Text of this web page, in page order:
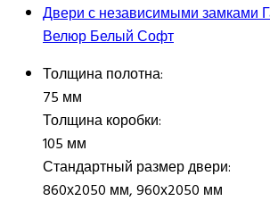
Двери с независимыми замками
Велюр Белый Софт
Толщина полотна:
75 мм
Толщина коробки:
105 мм
Стандартный размер двери:
860х2050 мм, 960х2050 мм